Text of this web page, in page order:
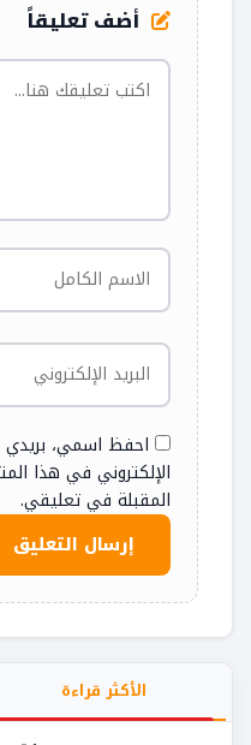
أضف تعليقاً
احفظ اسمي، بريدي
الإلكتروني في هذا
المقبلة في تعليقي.
الأكثر قراءة